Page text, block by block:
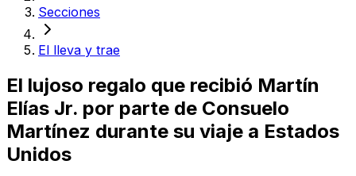
Secciones
El lleva y trae
El lujoso regalo que recibió Martín
Elías Jr. por parte de Consuelo
Martínez durante su viaje a Estados
Unidos